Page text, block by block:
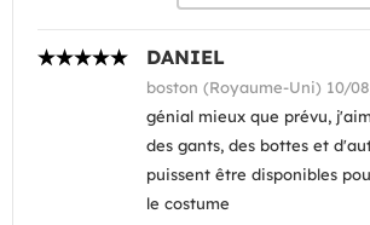
DANIEL
boston (Royaume-Uni) 10/
génial mieux que prévu,
des gants, des bottes et
puissent être disponibles
le costume